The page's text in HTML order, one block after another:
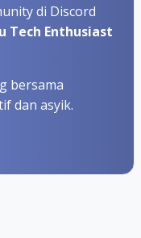
di Discord
Tech Enthusiast
bersama
dan asyik.